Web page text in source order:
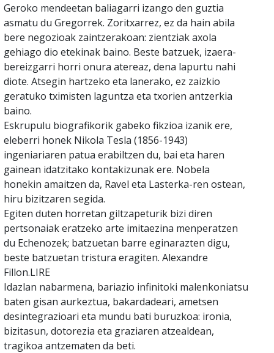
Geroko mendeetan baliagarri izango den guztia
asmatu du Gregorrek. Zoritxarrez, ez da hain abila
bere negozioak zaintzerakoan: zientziak axola
gehiago dio etekinak baino. Beste batzuek, izaera-
bereizgarri horri onura atereaz, dena lapurtu nahi
diote. Atsegin hartzeko eta lanerako, ez zaizkio
geratuko tximisten laguntza eta txorien antzerkia
baino.
Eskrupulu biografikorik gabeko fikzioa izanik ere,
eleberri honek Nikola Tesla (1856-1943)
ingeniariaren patua erabiltzen du, bai eta haren
gainean idatzitako kontakizunak ere. Nobela
honekin amaitzen da, Ravel eta Lasterka-ren ostean,
hiru bizitzaren segida.
Egiten duten horretan giltzapeturik bizi diren
pertsonaiak eratzeko arte imitaezina menperatzen
du Echenozek; batzuetan barre eginarazten digu,
beste batzuetan tristura eragiten. Alexandre
Fillon.LIRE
Idazlan nabarmena, bariazio infinitoki malenkoniatsu
baten gisan aurkeztua, bakardadeari, ametsen
desintegrazioari eta mundu bati buruzkoa: ironia,
bizitasun, dotorezia eta graziaren atzealdean,
tragikoa antzematen da beti.